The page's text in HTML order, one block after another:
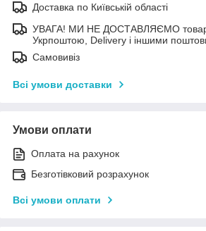
Доставка по Київській області
УВАГА! МИ НЕ ДОСТАВЛЯЄМО
Укрпоштою, Delivery і іншими
Самовивіз
Всі умови доставки
Умови оплати
Оплата на рахунок
Безготівковий розрахунок
Всі умови оплати